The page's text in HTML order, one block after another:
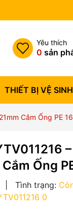
Yêu thích
0 sản
THIẾT BỊ VỆ SINH
Cắm Ống PE
Ống
Tình trạng:
0